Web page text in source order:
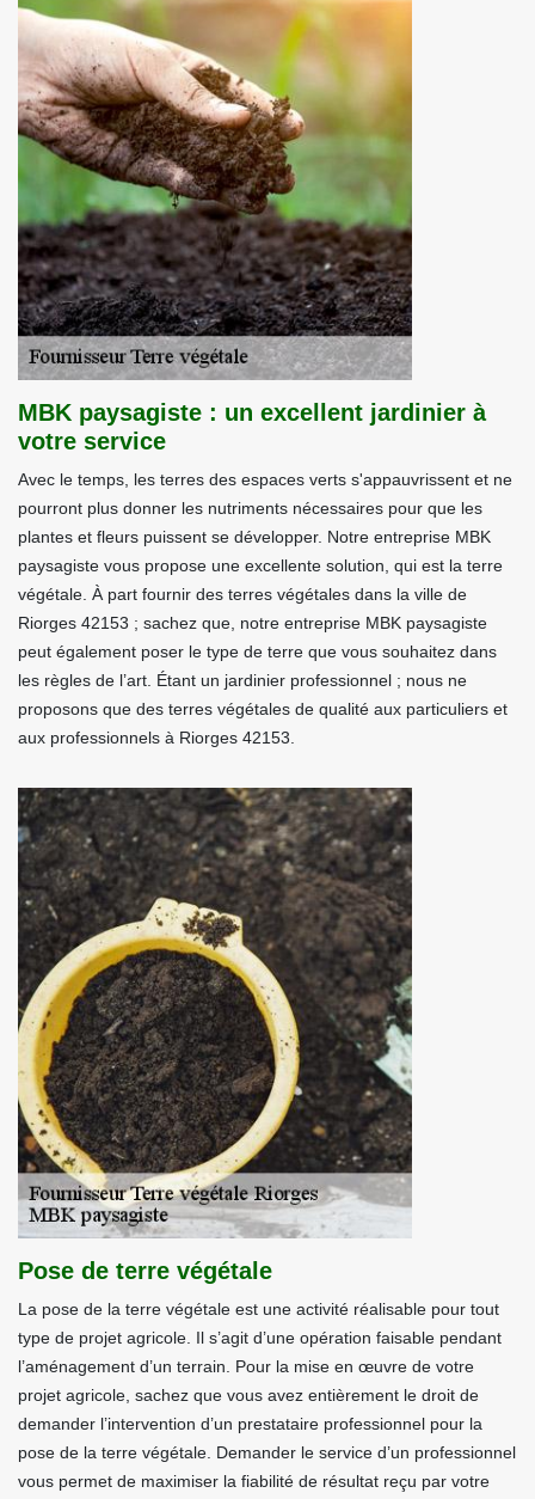
MBK paysagiste : un excellent jardinier à
votre service
Avec le temps, les terres des espaces verts s'appauvrissent et ne
pourront plus donner les nutriments nécessaires pour que les
plantes et fleurs puissent se développer. Notre entreprise MBK
paysagiste vous propose une excellente solution, qui est la terre
végétale. À part fournir des terres végétales dans la ville de
Riorges 42153 ; sachez que, notre entreprise MBK paysagiste
peut également poser le type de terre que vous souhaitez dans
les règles de l’art. Étant un jardinier professionnel ; nous ne
proposons que des terres végétales de qualité aux particuliers et
aux professionnels à Riorges 42153.
Pose de terre végétale
La pose de la terre végétale est une activité réalisable pour tout
type de projet agricole. Il s’agit d’une opération faisable pendant
l’aménagement d’un terrain. Pour la mise en œuvre de votre
projet agricole, sachez que vous avez entièrement le droit de
demander l’intervention d’un prestataire professionnel pour la
pose de la terre végétale. Demander le service d’un professionnel
vous permet de maximiser la fiabilité de résultat reçu par votre